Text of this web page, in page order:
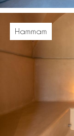
Hammam